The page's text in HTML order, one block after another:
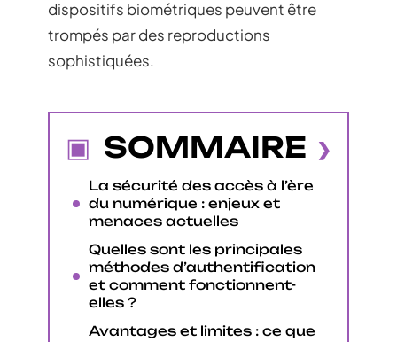
dispositifs biométriques peuvent être
trompés par des reproductions
sophistiquées.
SOMMAIRE
La sécurité des accès à l’ère
du numérique : enjeux et
menaces actuelles
Quelles sont les principales
méthodes d’authentification
et comment fonctionnent-
elles ?
Avantages et limites : ce que